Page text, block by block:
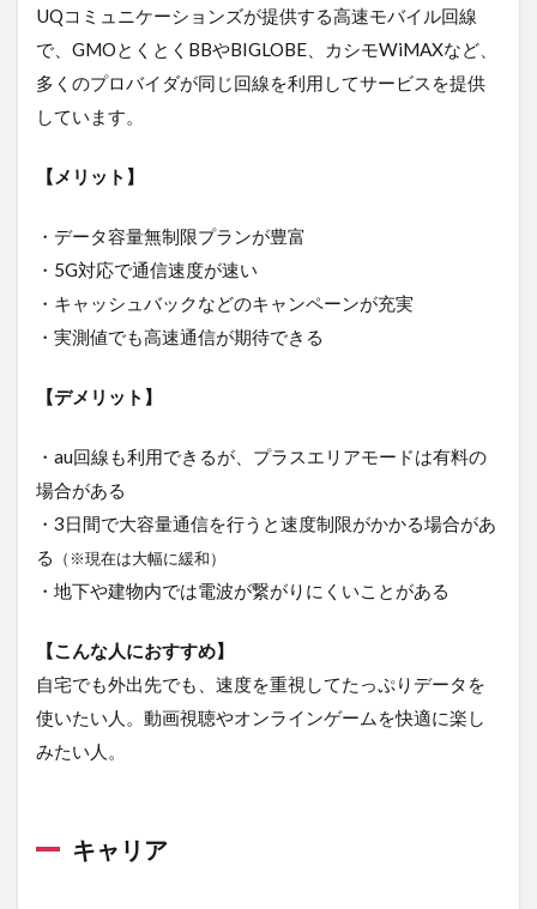
WiMAX
｜口座振
いたいな
3.8
WiMAX
｜シン
プルな
料金プ
ランが
好みな
3.9
WiFi
｜神
コス
パで
選ぶ
ら！
モンス
ターモ
バイル
｜小容
量プラ
THE
UQコミュニケーションズが提供する高速モバイル回線
で、GMOとくとくBBやBIGLOBE、カシモWiMAXなど、
多くのプロバイダが同じ回線を利用してサービスを提供
しています。
【メリット】
・データ容量無制限プランが豊富
・5G対応で通信速度が速い
・キャッシュバックなどのキャンペーンが充実
・実測値でも高速通信が期待できる
【デメリット】
・au回線も利用できるが、プラスエリアモードは有料の
場合がある
・3日間で大容量通信を行うと速度制限がかかる場合があ
る
（※現在は大幅に緩和）
・地下や建物内では電波が繋がりにくいことがある
【こんな人におすすめ】
自宅でも外出先でも、速度を重視してたっぷりデータを
使いたい人。動画視聴やオンラインゲームを快適に楽し
みたい人。
キャリア